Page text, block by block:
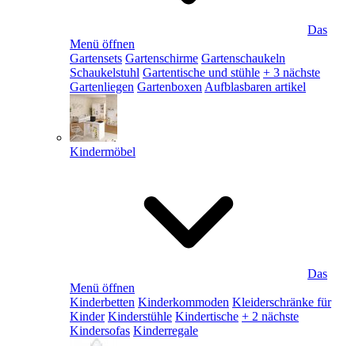
Das
Menü öffnen
Gartensets Gartenschirme Gartenschaukeln
Schaukelstuhl Gartentische und stühle + 3 nächste
Gartenliegen Gartenboxen Aufblasbaren artikel
Kindermöbel
Das
Menü öffnen
Kinderbetten Kinderkommoden Kleiderschränke für
Kinder Kinderstühle Kindertische + 2 nächste
Kindersofas Kinderregale